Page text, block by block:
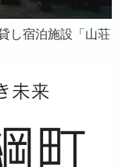
し宿泊施設「山荘